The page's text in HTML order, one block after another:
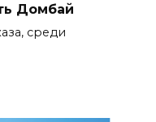
Домбай
среди